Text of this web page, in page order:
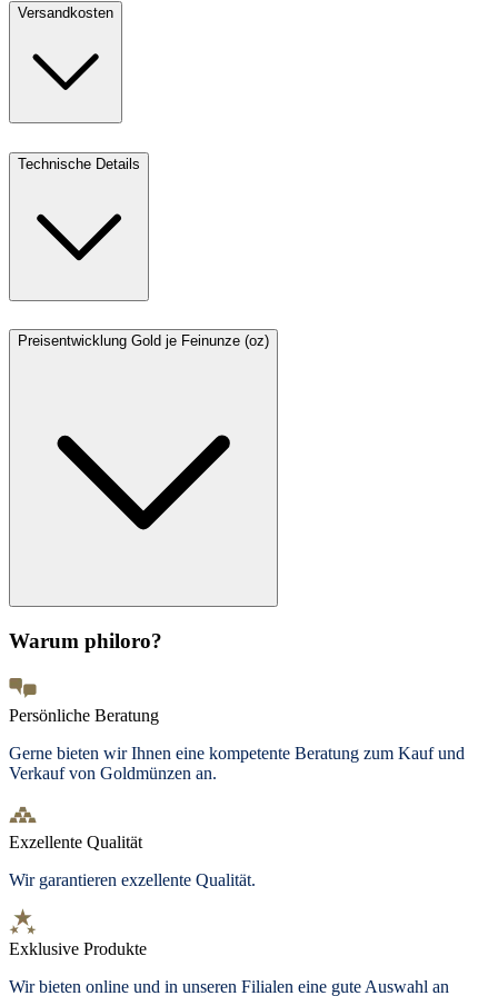
Versandkosten
Technische Details
Preisentwicklung Gold je Feinunze (oz)
Warum philoro?
Persönliche Beratung
Gerne bieten wir Ihnen eine kompetente Beratung zum Kauf und
Verkauf von Goldmünzen an.
Exzellente Qualität
Wir garantieren exzellente Qualität.
Exklusive Produkte
Wir bieten online und in unseren Filialen eine gute Auswahl an